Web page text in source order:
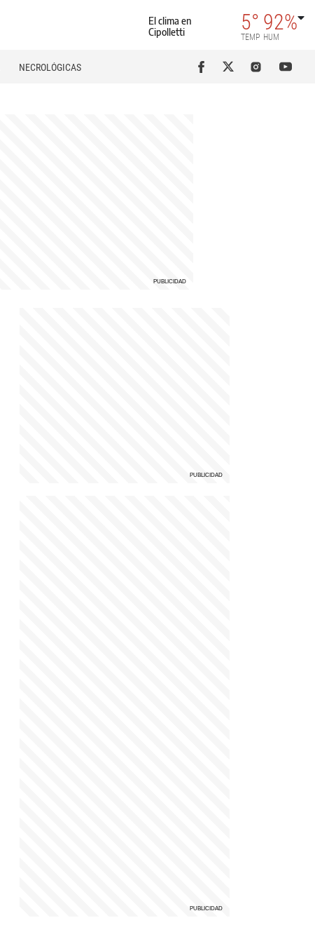
El clima en
Cipolletti
5°
TEMP
92%
HUM
NECROLÓGICAS